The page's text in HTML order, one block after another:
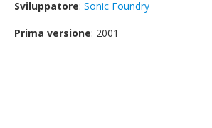
Sviluppatore: Sonic Foundry
Prima versione: 2001